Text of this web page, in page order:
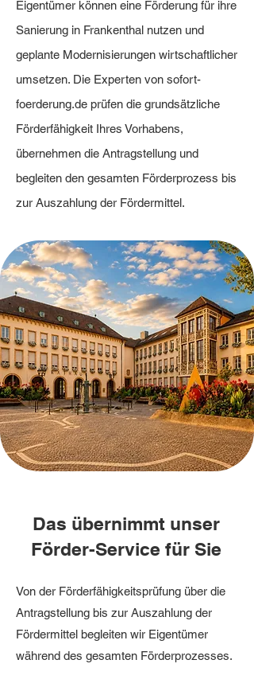
Eigentümer können eine Förderung für ihre
Sanierung in Frankenthal nutzen und
geplante Modernisierungen wirtschaftlicher
umsetzen. Die Experten von sofort-
foerderung.de prüfen die grundsätzliche
Förderfähigkeit Ihres Vorhabens,
übernehmen die Antragstellung und
begleiten den gesamten Förderprozess bis
zur Auszahlung der Fördermittel.
Das übernimmt unser
Förder-Service für Sie
Von der Förderfähigkeitsprüfung über die
Antragstellung bis zur Auszahlung der
Fördermittel begleiten wir Eigentümer
während des gesamten Förderprozesses.